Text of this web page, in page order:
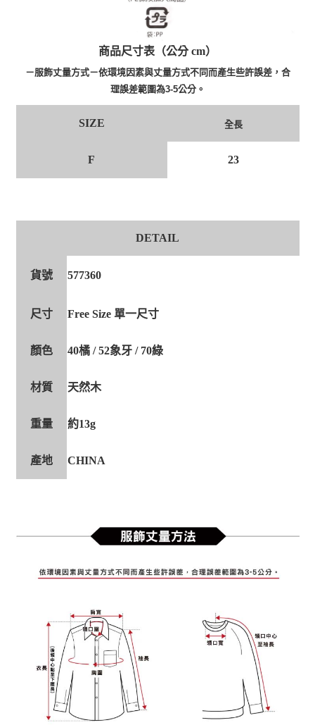
商品尺寸表（公分 cm）
－服飾丈量方式－依環境因素與丈量方式不同而產生些許誤差，合
理誤差範圍為3-5公分。
SIZE 全長
F 23
DETAIL
貨號 577360
尺寸 Free Size 單一尺寸
顏色 40橘 / 52象牙 / 70綠
材質 天然木
重量 約13g
產地 CHINA